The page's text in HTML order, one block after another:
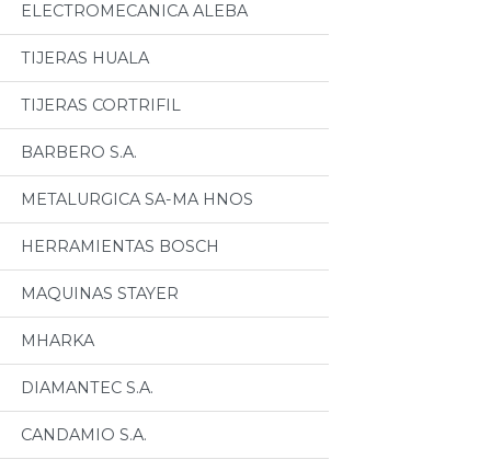
ELECTROMECANICA ALEBA
TIJERAS HUALA
TIJERAS CORTRIFIL
BARBERO S.A.
METALURGICA SA-MA HNOS
HERRAMIENTAS BOSCH
MAQUINAS STAYER
MHARKA
DIAMANTEC S.A.
CANDAMIO S.A.